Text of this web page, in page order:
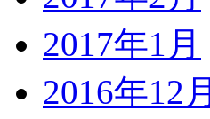
2017年1月
2016年12月